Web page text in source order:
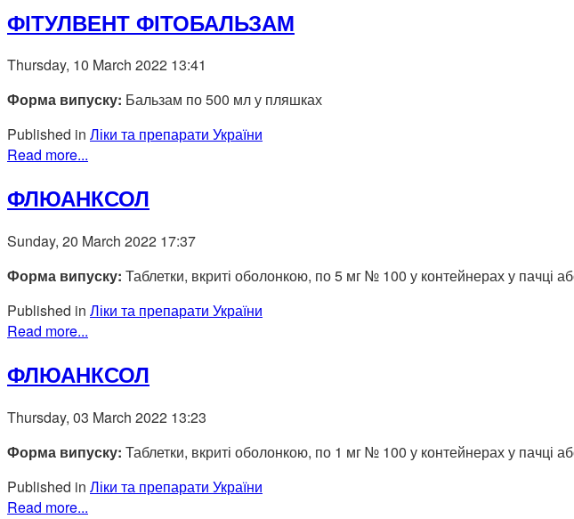
ФІТУЛВЕНТ ФІТОБАЛЬЗАМ
Thursday, 10 March 2022 13:41
Форма випуску: Бальзам по 500 мл у пляшках
Published in Ліки та препарати України
Read more...
ФЛЮАНКСОЛ
Sunday, 20 March 2022 17:37
Форма випуску: Таблетки, вкриті оболонкою, по 5 мг № 100 у контейнерах у пачці
Published in Ліки та препарати України
Read more...
ФЛЮАНКСОЛ
Thursday, 03 March 2022 13:23
Форма випуску: Таблетки, вкриті оболонкою, по 1 мг № 100 у контейнерах у пачці
Published in Ліки та препарати України
Read more...